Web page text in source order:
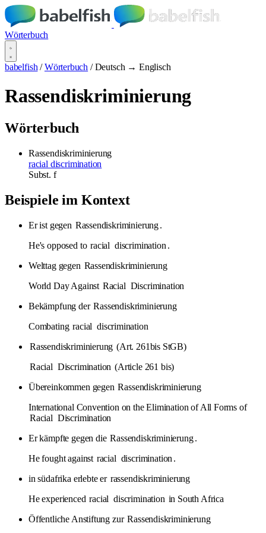
Wörterbuch
babelfish / Wörterbuch / Deutsch → Englisch
Rassendiskriminierung
Wörterbuch
Rassendiskriminierung
racial discrimination
Subst. f
Beispiele im Kontext
Er ist gegen Rassendiskriminierung.
He's opposed to racial discrimination .
Welttag gegen Rassendiskriminierung
World Day Against Racial Discrimination
Bekämpfung der Rassendiskriminierung
Combating racial discrimination
Rassendiskriminierung (Art. 261bis StGB)
Racial Discrimination (Article 261 bis)
Übereinkommen gegen Rassendiskriminierung
International Convention on the Elimination of All Forms of
Racial Discrimination
Er kämpfte gegen die Rassendiskriminierung.
He fought against racial discrimination .
in südafrika erlebte er rassendiskriminierung
He experienced racial discrimination in South Africa
Öffentliche Anstiftung zur Rassendiskriminierung